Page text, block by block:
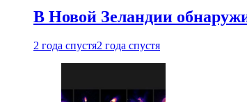
В Новой Зеландии
2 года спустя2 года спустя